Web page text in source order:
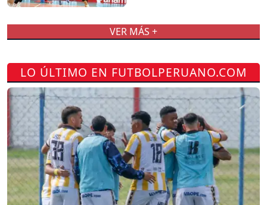
VER MÁS +
LO ÚLTIMO EN FUTBOLPERUANO.COM